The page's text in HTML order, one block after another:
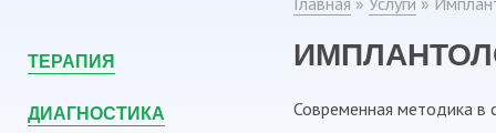
ТЕРАПИЯ
ДИАГНОСТИКА
Современная методика в